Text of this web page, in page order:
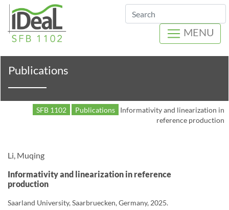
Search
MENU
Publications
SFB 1102 Publications
Informativity and linearization in
reference production
Li, Muqing
Informativity and linearization in reference
production
Saarland University, Saarbruecken, Germany, 2025.